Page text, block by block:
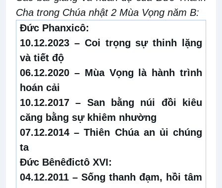
Cha trong Chúa nhật 2 Mùa Vọng năm B:
Đức Phanxicô:
10.12.2023 – Coi trọng sự thinh lặng
và tiết độ
06.12.2020 – Mùa Vọng là hành trình
hoán cải
10.12.2017 – San bằng núi đồi kiêu
căng bằng sự khiêm nhường
07.12.2014 –Thiên Chúa an ủi chúng
ta
Đức Bênêđictô XVI:
04.12.2011 –Sống thanh đạm, hồi tâm